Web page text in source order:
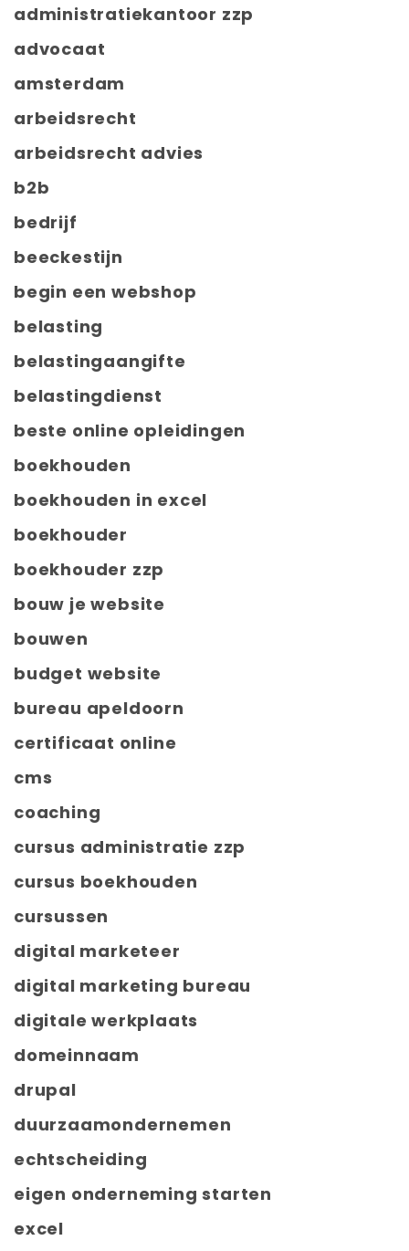
administratiekantoor zzp
advocaat
amsterdam
arbeidsrecht
arbeidsrecht advies
b2b
bedrijf
beeckestijn
begin een webshop
belasting
belastingaangifte
belastingdienst
beste online opleidingen
boekhouden
boekhouden in excel
boekhouder
boekhouder zzp
bouw je website
bouwen
budget website
bureau apeldoorn
certificaat online
cms
coaching
cursus administratie zzp
cursus boekhouden
cursussen
digital marketeer
digital marketing bureau
digitale werkplaats
domeinnaam
drupal
duurzaamondernemen
echtscheiding
eigen onderneming starten
excel